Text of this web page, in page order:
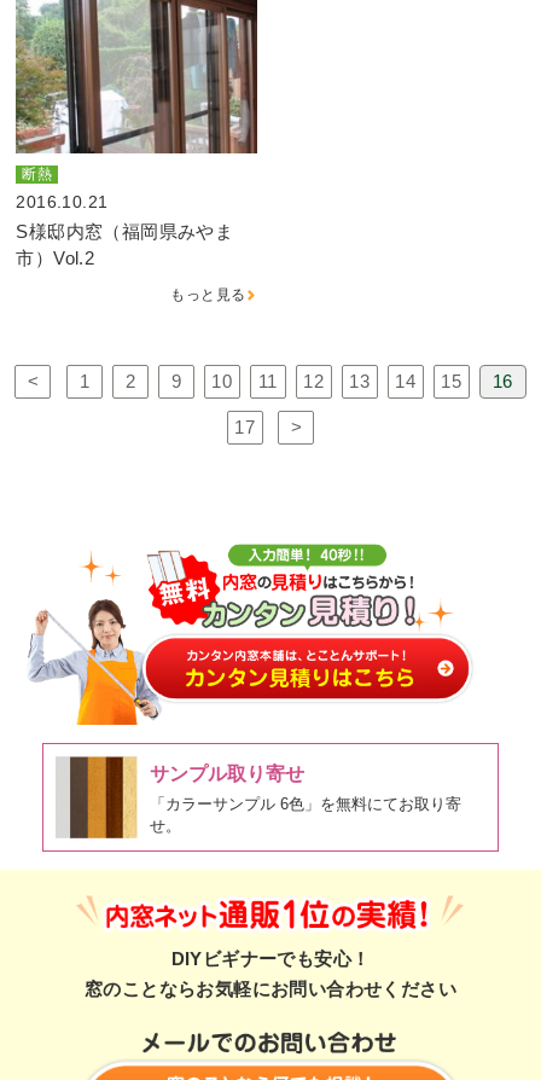
断熱
2016.10.21
S様邸内窓（福岡県みやま
市）Vol.2
もっと見る
< 1 2 9 10 11 12 13 14 15 16
17 >
サンプル取り寄せ
「カラーサンプル 6色」を無料にてお取り寄
せ。
DIYビギナーでも安心！
窓のことならお気軽にお問い合わせください